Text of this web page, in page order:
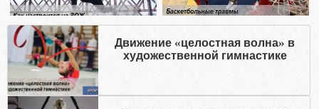
Движение «целостная волна» в
художественной гимнастике